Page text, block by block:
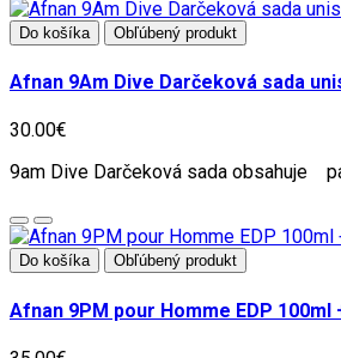
Do košíka Obľúbený produkt
Afnan 9Am Dive Darčeková sada
30.00€
9am Dive Darčeková sada obsahuje
Do košíka Obľúbený produkt
Afnan 9PM pour Homme EDP 100ml